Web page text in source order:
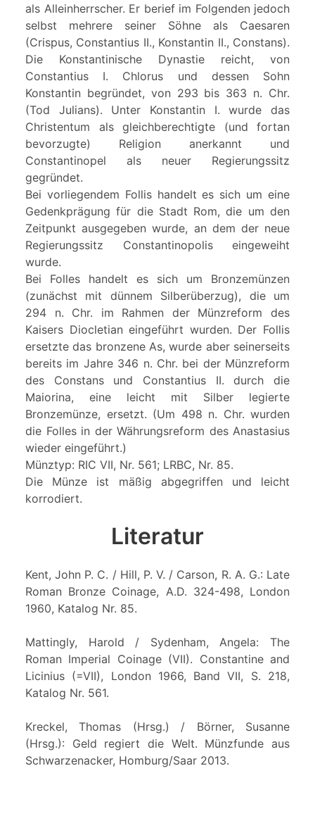
als Alleinherrscher. Er berief im Folgenden jedoch
selbst mehrere seiner Söhne als Caesaren
(Crispus, Constantius II., Konstantin II., Constans).
Die Konstantinische Dynastie reicht, von
Constantius I. Chlorus und dessen Sohn
Konstantin begründet, von 293 bis 363 n. Chr.
(Tod Julians). Unter Konstantin I. wurde das
Christentum als gleichberechtigte (und fortan
bevorzugte) Religion anerkannt und
Constantinopel als neuer Regierungssitz
gegründet.
Bei vorliegendem Follis handelt es sich um eine
Gedenkprägung für die Stadt Rom, die um den
Zeitpunkt ausgegeben wurde, an dem der neue
Regierungssitz Constantinopolis eingeweiht
wurde.
Bei Folles handelt es sich um Bronzemünzen
(zunächst mit dünnem Silberüberzug), die um
294 n. Chr. im Rahmen der Münzreform des
Kaisers Diocletian eingeführt wurden. Der Follis
ersetzte das bronzene As, wurde aber seinerseits
bereits im Jahre 346 n. Chr. bei der Münzreform
des Constans und Constantius II. durch die
Maiorina, eine leicht mit Silber legierte
Bronzemünze, ersetzt. (Um 498 n. Chr. wurden
die Folles in der Währungsreform des Anastasius
wieder eingeführt.)
Münztyp: RIC VII, Nr. 561; LRBC, Nr. 85.
Die Münze ist mäßig abgegriffen und leicht
korrodiert.
Literatur
Kent, John P. C. / Hill, P. V. / Carson, R. A. G.: Late
Roman Bronze Coinage, A.D. 324-498, London
1960, Katalog Nr. 85.
Mattingly, Harold / Sydenham, Angela: The
Roman Imperial Coinage (VII). Constantine and
Licinius (=VII), London 1966, Band VII, S. 218,
Katalog Nr. 561.
Kreckel, Thomas (Hrsg.) / Börner, Susanne
(Hrsg.): Geld regiert die Welt. Münzfunde aus
Schwarzenacker, Homburg/Saar 2013.